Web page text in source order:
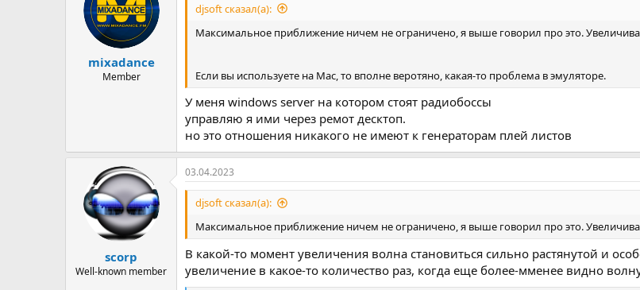
mixadance
Member
djsoft сказал(а):
Максимальное приближение ничем не ограничено, я выше говорил про это.
Если вы используете на Mac, то вполне веротяно, какая-то проблема в эмуляторе.
У меня windows server на котором стоят радиобоссы
управляю я ими через ремот десктоп.
но это отношения никакого не имеют к генераторам плей листов
scorp
Well-known member
03.04.2023
djsoft сказал(а):
Максимальное приближение ничем не ограничено, я выше говорил про это.
В какой-то момент увеличения волна становиться сильно растянутой и
увеличение в какое-то количество раз, когда еще более-мменее видно